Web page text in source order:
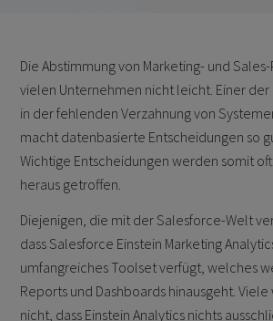
Die Abstimmung von Marketing- und
vielen Unternehmen nicht leicht. Einer
in der fehlenden Verzahnung von
macht datenbasierte Entscheidungen so
Wichtige Entscheidungen werden somit
heraus getroffen.
Diejenigen, die mit der Salesforce-Welt
dass Salesforce Einstein Marketing
umfangreiches Toolset verfügt, welches
Reports und Dashboards hinausgeht.
nicht, dass Einstein Analytics nichts